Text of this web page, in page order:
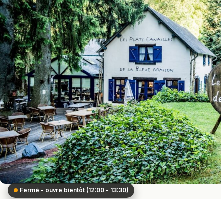
Fermé - ouvre bientôt (12:00 - 13:30)